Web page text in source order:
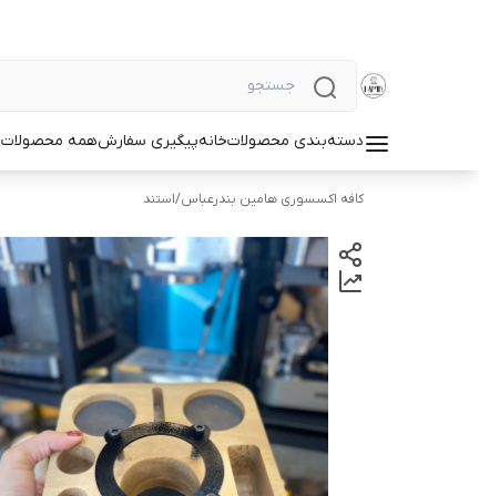
دسته‌بندی محصولاتخانهپیگیری سفارشهمه محصولات
کافه اکسسوری هامین بندرعباس/استند